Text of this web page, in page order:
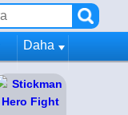
Daha